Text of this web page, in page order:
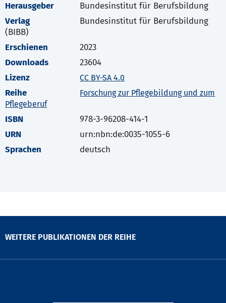
Herausgeber
Bundesinstitut für Berufsbildung
Verlag
Bundesinstitut für Berufsbildung
(BIBB)
Erschienen
2023
Downloads
23604
Lizenz
CC BY-SA 4.0
Reihe
Forschung zur Pflegebildung und zum
Pflegeberuf
ISBN
978-3-96208-414-1
URN
urn:nbn:de:0035-1055-6
Sprachen
deutsch
WEITERE PUBLIKATIONEN DER REIHE